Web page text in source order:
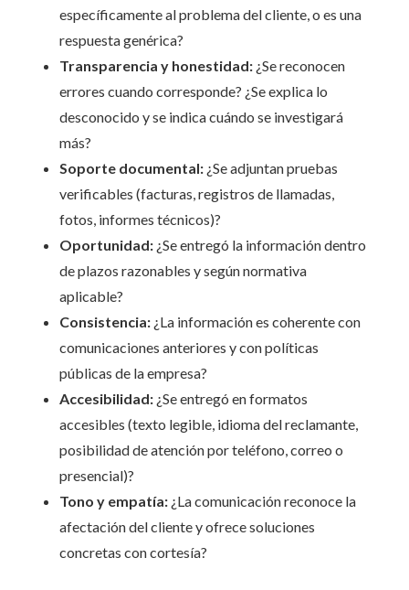
específicamente al problema del cliente, o es una
respuesta genérica?
Transparencia y honestidad: ¿Se reconocen
errores cuando corresponde? ¿Se explica lo
desconocido y se indica cuándo se investigará
más?
Soporte documental: ¿Se adjuntan pruebas
verificables (facturas, registros de llamadas,
fotos, informes técnicos)?
Oportunidad: ¿Se entregó la información dentro
de plazos razonables y según normativa
aplicable?
Consistencia: ¿La información es coherente con
comunicaciones anteriores y con políticas
públicas de la empresa?
Accesibilidad: ¿Se entregó en formatos
accesibles (texto legible, idioma del reclamante,
posibilidad de atención por teléfono, correo o
presencial)?
Tono y empatía: ¿La comunicación reconoce la
afectación del cliente y ofrece soluciones
concretas con cortesía?